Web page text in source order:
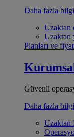
Daha fazla bilgi
Uzaktan
Uzaktan
Planları ve
Güvenli
Daha fazla bilgi
Uzaktan